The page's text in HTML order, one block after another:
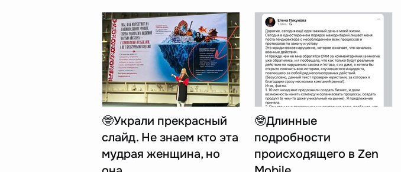
🤓Украли прекрасный
слайд. Не знаем кто эта
мудрая женщина, но
🤓Длинные
подробности
происходящего в Zen